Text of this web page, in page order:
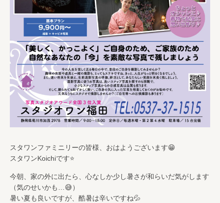
スタワンファミニリーの皆様、おはようございます😁
スタワンKoichiです⭐️
今朝、家の外に出たら、心なしか少し暑さが和らいだ気がします
（気のせいかも…😅）
暑い夏も良いですが、酷暑は辛いですね💦